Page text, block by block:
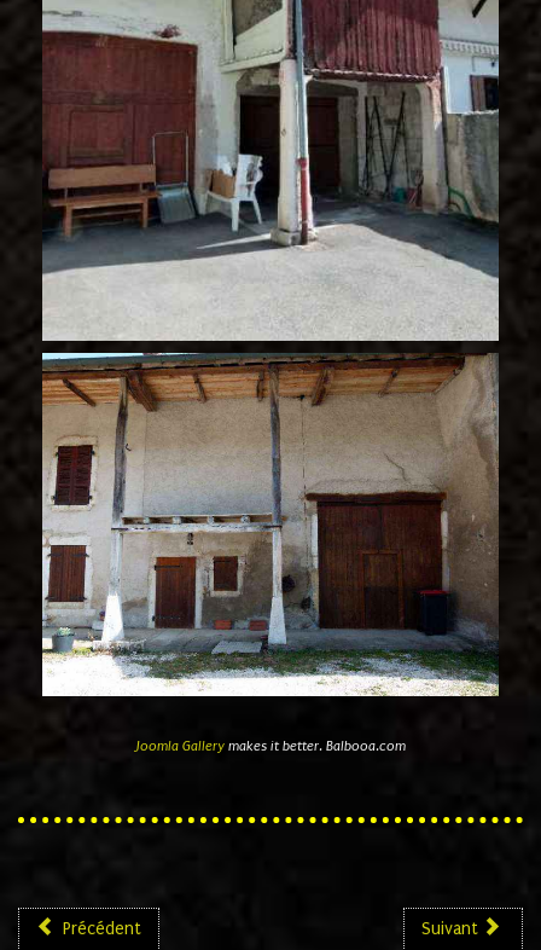
Joomla Gallerymakes it better. Balbooa.com
Précédent Suivant